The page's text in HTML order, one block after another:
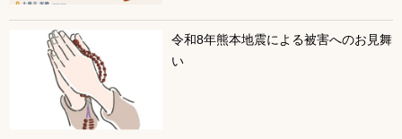
令和8年熊本地震による被害へのお見舞
い